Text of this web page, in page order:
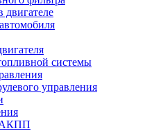
двигателе
системы
управления
АКПП